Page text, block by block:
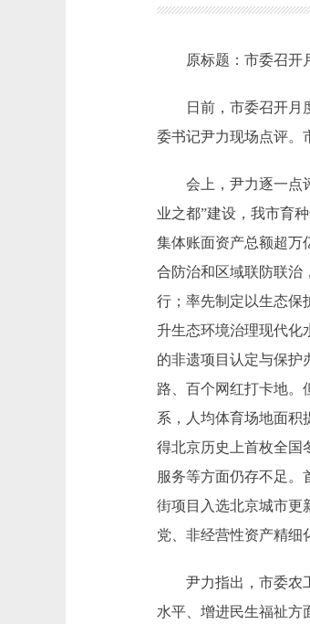
原标题：市委召开月
日前，市委召开月度
委书记尹力现场点评。
会上，尹力逐一点评
业之都”建设，我市育
集体账面资产总额超万
合防治和区域联防联治
行；率先制定以生态保
升生态环境治理现代化
的非遗项目认定与保护
路、百个网红打卡地。
系，人均体育场地面积
得北京历史上首枚全国
服务等方面仍存不足
街项目入选北京城市更
党、非经营性资产精细
尹力指出，市委农工
水平、增进民生福祉方